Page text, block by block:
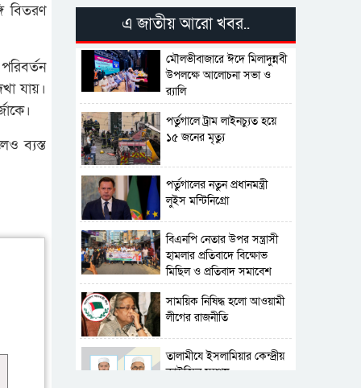
বিতরণ
যায়।
ব্যস্ত
এ জাতীয় আরো খবর..
মৌলভীবাজারে ঈদে মিলাদুন্নবী
উপলক্ষে আলোচনা সভা ও
র‍্যালি
পর্তুগালে ট্রাম লাইনচ্যুত হয়ে
১৫ জনের মৃত্যু
পর্তুগালের নতুন প্রধানমন্ত্রী
লুইস মন্টিনিগ্রো
বিএনপি নেতার উপর সন্ত্রাসী
হামলার প্রতিবাদে বিক্ষোভ
মিছিল ও প্রতিবাদ সমাবেশ
সাময়িক নিষিদ্ধ হলো আওয়ামী
লীগের রাজনীতি
‎তালামীযে ইসলামিয়ার কেন্দ্রীয়
কাউন্সিল সম্পন্ন